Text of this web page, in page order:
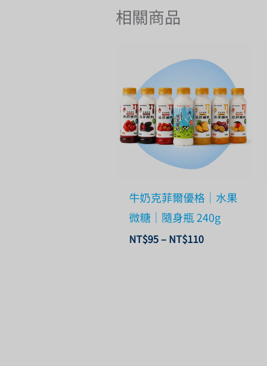
相關商品
牛奶克菲爾優格｜水果
微糖｜隨身瓶 240g
NT$95– NT$110
格
圍：
NT$95
到
NT$110